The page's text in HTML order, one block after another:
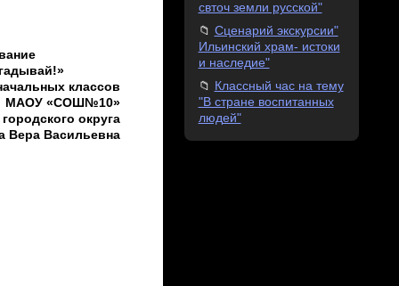
классов
МАОУ «СОШ№10»
округа
Вера Васильевна
свточ земли русской"
Сценарий экскурсии"
Ильинский храм- истоки
и наследие"
Классный час на тему
"В стране воспитанных
людей"